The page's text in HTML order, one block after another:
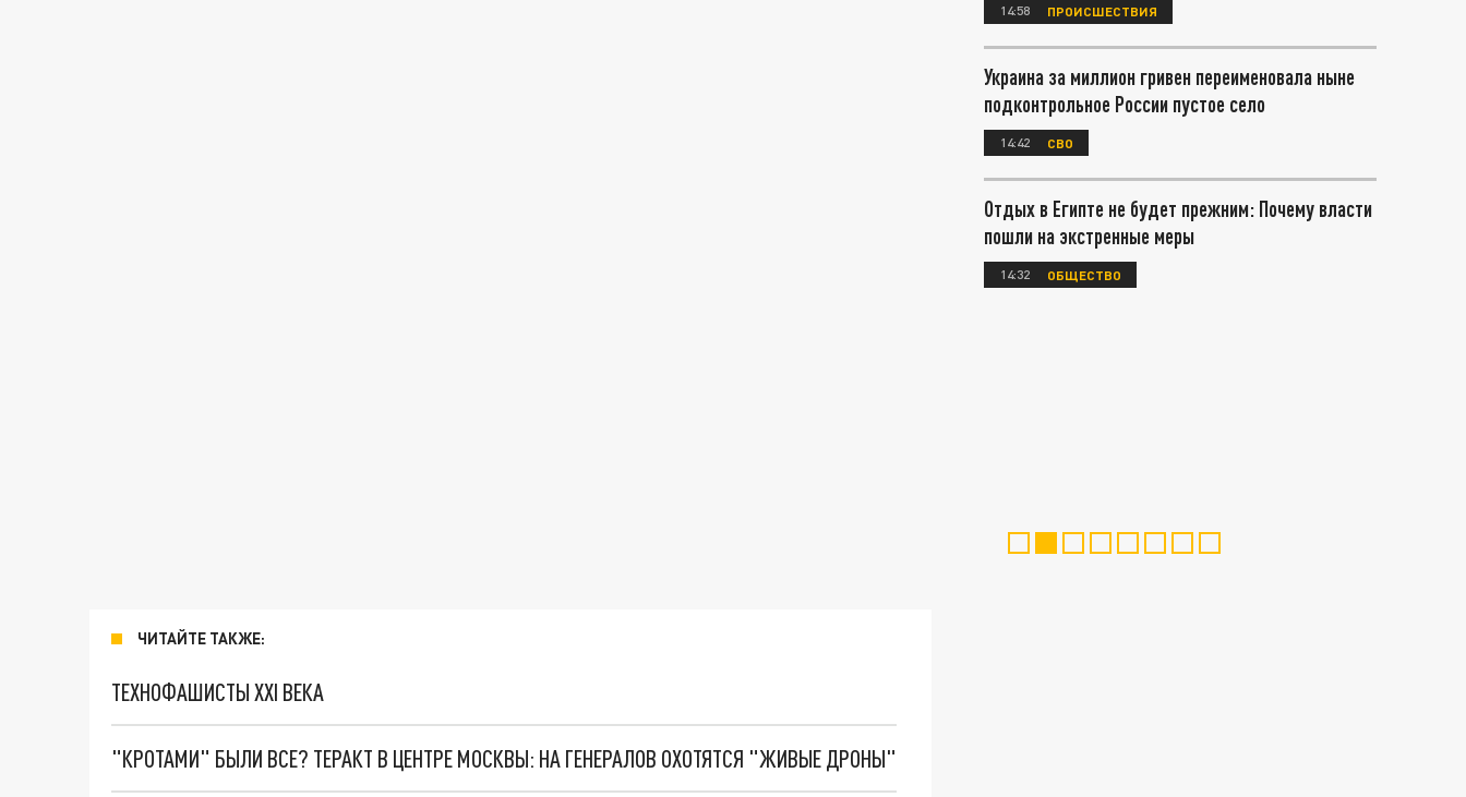
ЧИТАЙТЕ ТАКЖЕ:
ТЕХНОФАШИСТЫ XXI ВЕКА
"КРОТАМИ" БЫЛИ ВСЕ? ТЕРАКТ В ЦЕНТРЕ МОСКВЫ: НА ГЕНЕРАЛОВ ОХОТЯТСЯ "ЖИВЫЕ ДРОНЫ"
14:58 ПРОИСШЕСТВИЯ
Украина за миллион гривен переименовала ныне
подконтрольное России пустое село
14:42 СВО
Отдых в Египте не будет прежним: Почему власти
пошли на экстренные меры
14:32 ОБЩЕСТВО